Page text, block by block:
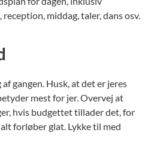
middag, taler, dans osv.
gangen. Husk, at det er jeres
mest for jer. Overvej at
hvis budgettet tillader det, for
forløber glat. Lykke til med